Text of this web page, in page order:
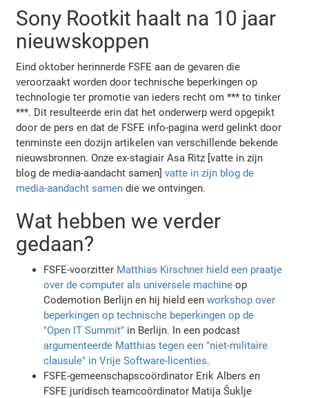
Sony Rootkit haalt na 10 jaar
nieuwskoppen
Eind oktober herinnerde FSFE aan de gevaren die
veroorzaakt worden door technische beperkingen op
technologie ter promotie van ieders recht om *** to tinker
***. Dit resulteerde erin dat het onderwerp werd opgepikt
door de pers en dat de FSFE info-pagina werd gelinkt door
tenminste een dozijn artikelen van verschillende bekende
nieuwsbronnen. Onze ex-stagiair Asa Ritz [vatte in zijn
blog de media-aandacht samen]vatte in zijn blog de
media-aandacht samen die we ontvingen.
Wat hebben we verder
gedaan?
FSFE-voorzitter Matthias Kirschner hield een praatje
over de computer als universele machine op
Codemotion Berlijn en hij hield eenworkshop over
beperkingen op technische beperkingen op de
"Open IT Summit" in Berlijn. In een podcast
argumenteerde Matthias tegen een "niet-militaire
clausule" in Vrije Software-licenties.
FSFE-gemeenschapscoördinator Erik Albers en
FSFE juridisch teamcoördinator Matija Šuklje